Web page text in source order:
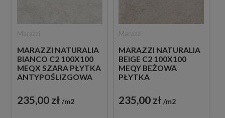
MARAZZI NATURALIA
BIANCO C2 100X100
MEQX SZARA PŁYTKA
ANTYPOŚLIZGOWA
235,00 zł m2
MARAZZI NATURALIA
BEIGE C2 100X100
MEQY BEŻOWA
PŁYTKA
IMITUJĄCA KAMIEŃ
235,00 zł m2